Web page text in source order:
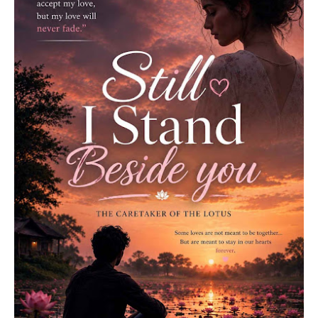
‘ഈ ആന പണീം ഐ.റ്റി-പണീം ഒന്നു തന്നെയാ കുട്ട്യോളെ....
എപ്പോഴാ എടുത്തെറിയുന്നതെന്നറിയില്ല... പക്ഷെ തോല്‍വി
സമ്മതിക്കരുത് നിങ്ങള്‍... മുന്നോട്ട് തന്നെ നീങ്ങണം... ആന
ചവുട്ടിയാല്‍ എല്ലുകള്‍ക്കാണ് ക്ഷതം പറ്റുക... നിങ്ങള്‍ക്കോ
മസ്തിഷ്കത്തിലും... ആനയെ മേയ്ച്ചു നടന്ന പാപ്പാന് പിന്നീട്
ആടിനെ മേയ്ച്ചു നടക്കാനാവില്ല... ആനയെ തന്നെ
നയിക്കണം... അന്ത്യം വരെയും... നിങ്ങളും അതുപോലെ
ആവണം... ഈ ഭീമന്‍ ഐ.റ്റി- മുതലാളിമാരെ വെല്ലണം...
ഞങ്ങള്‍ ആനയെ കീഴടക്കുന്നതു പോലെ ലവന്മാരെ ചങ്ങലയിട്ടു
പൂട്ടി നടത്തിക്കണം ... എന്നിട്ട് മുന്നിലും പിന്നിലുമായി നിങ്ങളും’.